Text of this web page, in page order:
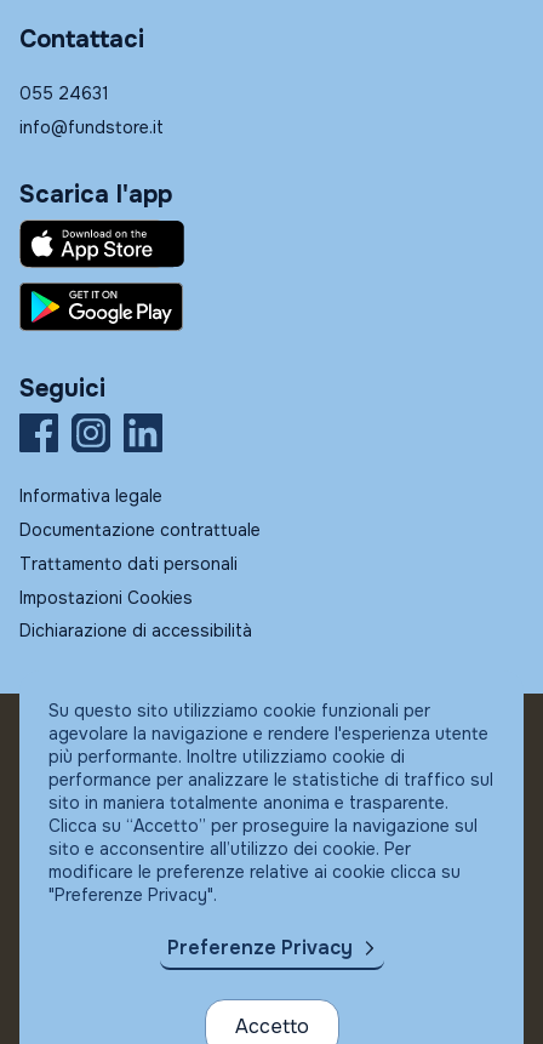
Contattaci
055 24631
info@fundstore.it
Scarica l'app
Seguici
Informativa legale
Documentazione contrattuale
Trattamento dati personali
Impostazioni Cookies
Dichiarazione di accessibilità
© Fundstore
Collocatore autorizzato:
Banca Ifigest SpA
P.Iva: 04337180485
Su questo sito utilizziamo cookie funzionali per
agevolare la navigazione e rendere l'esperienza utente
più performante. Inoltre utilizziamo cookie di
performance per analizzare le statistiche di traffico sul
sito in maniera totalmente anonima e trasparente.
Clicca su “Accetto” per proseguire la navigazione sul
sito e acconsentire all’utilizzo dei cookie. Per
modificare le preferenze relative ai cookie clicca su
"Preferenze Privacy".
Preferenze Privacy
Accetto